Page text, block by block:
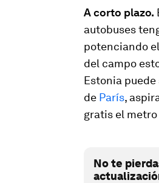
A corto plazo.
autobuses
potenciando
del campo
Estonia
de París,
gratis el metro
No te